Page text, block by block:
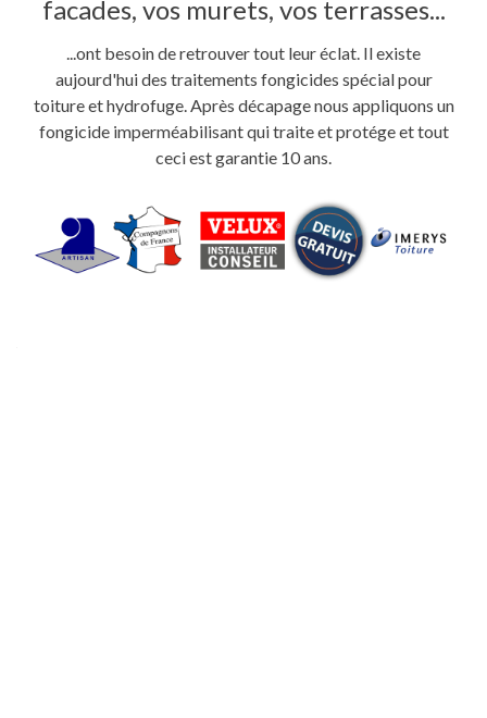
facades, vos murets, vos terrasses...
...ont besoin de retrouver tout leur éclat. Il existe
aujourd'hui des traitements fongicides spécial pour
toiture et hydrofuge. Après décapage nous appliquons un
fongicide imperméabilisant qui traite et protége et tout
ceci est garantie 10 ans.